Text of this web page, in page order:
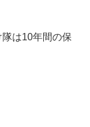
は10年間の保